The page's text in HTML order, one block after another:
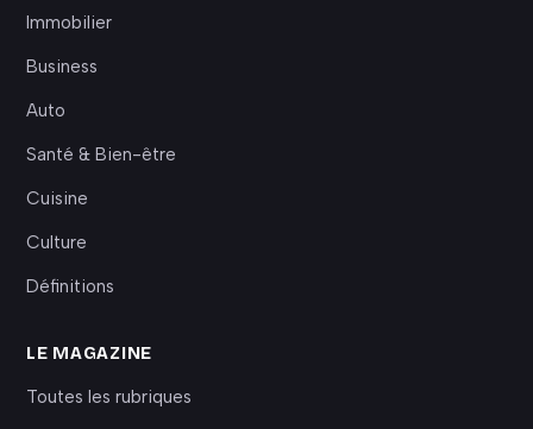
Immobilier
Business
Auto
Santé & Bien-être
Cuisine
Culture
Définitions
LE MAGAZINE
Toutes les rubriques